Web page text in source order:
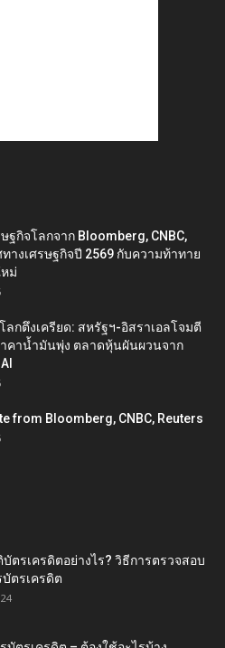
ฐกิจโลกจาก Bloomberg, CNBC,
างเศรษฐกิจปี 2569 กับความท้าทาย
ม่
กตึงเครียด: สหรัฐฯ-อิสราเอลโจมตี
คาน้ำมันพุ่ง ตลาดหุ้นผันผวนจาก
from Bloomberg, CNBC, Reuters
ตรเครดิตอย่างไร? วิธีการตรวจสอบ
ตรเครดิต